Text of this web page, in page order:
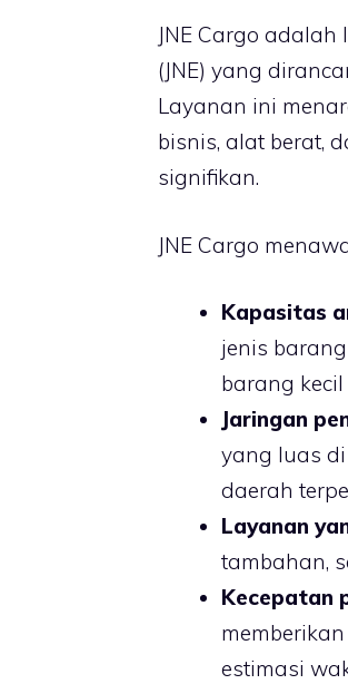
JNE Cargo
(JNE) yang
Layanan ini
bisnis, alat berat,
signifikan.
JNE Cargo
Kapasitas
jenis
barang
Jaringan
yang luas
daerah
Layanan
tambahan,
Kecepatan
estimasi